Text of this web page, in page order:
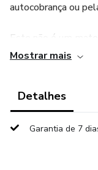
autocobrança ou
Este não é um
Durante 7 dias,
profundas e
nos caminhos
Mostrar mais
Detalhes
Garantia de 7